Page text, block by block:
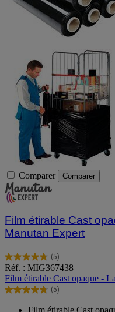
Comparer Comparer
Film étirable Cast
Manutan Expert
(5)
4.8
sur
5
étoiles.
Réf. : MIG367438
Film étirable Cast opaque -
(5)
4.8
Film étirable Cast